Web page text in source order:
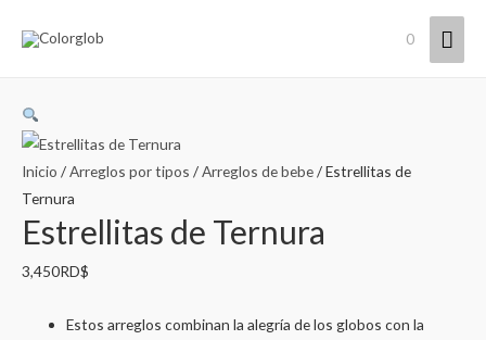
0
Inicio /Arreglos por tipos /Arreglos de bebe/ Estrellitas de
Ternura
Estrellitas de Ternura
3,450RD$
Estos arreglos combinan la alegría de los globos con la